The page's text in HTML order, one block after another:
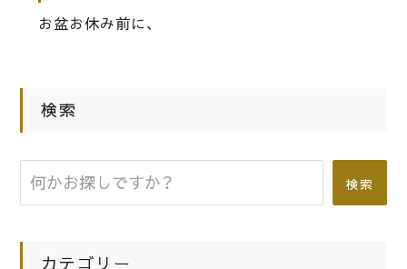
いい桐箪笥の材料になるには屋外で2
お盆お休み前に、
検索
検索
カテゴリー